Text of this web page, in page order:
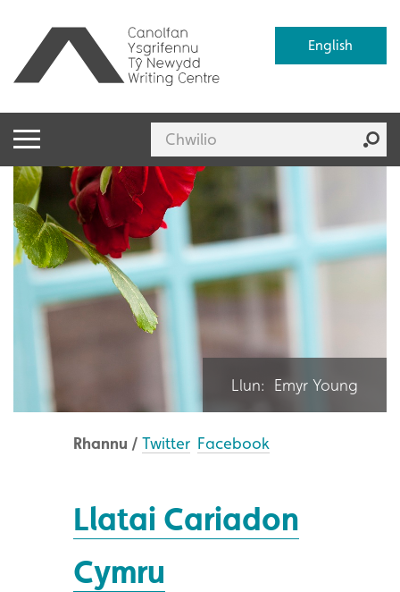
English
Llun: Emyr Young
Rhannu / Twitter Facebook
Llatai Cariadon
Cymru